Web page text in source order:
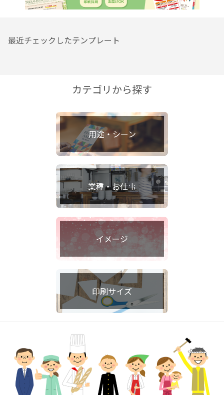
最近チェックしたテンプレート
カテゴリから探す
用途・シーン
業種・お仕事
イメージ
印刷サイズ